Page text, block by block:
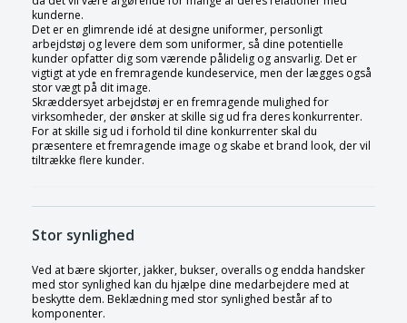
kunderne.
Det er en glimrende idé at designe uniformer, personligt
arbejdstøj og levere dem som uniformer, så dine potentielle
kunder opfatter dig som værende pålidelig og ansvarlig. Det er
vigtigt at yde en fremragende kundeservice, men der lægges også
stor vægt på dit image.
Skræddersyet arbejdstøj er en fremragende mulighed for
virksomheder, der ønsker at skille sig ud fra deres konkurrenter.
For at skille sig ud i forhold til dine konkurrenter skal du
præsentere et fremragende image og skabe et brand look, der vil
tiltrække flere kunder.
Stor synlighed
Ved at bære skjorter, jakker, bukser, overalls og endda handsker
med stor synlighed kan du hjælpe dine medarbejdere med at
beskytte dem. Beklædning med stor synlighed består af to
komponenter.